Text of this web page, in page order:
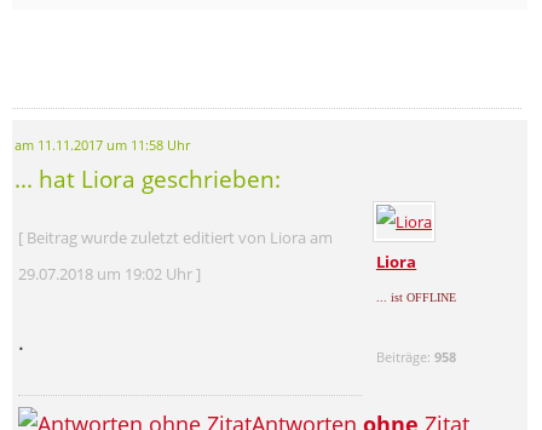
am 11.11.2017 um 11:58 Uhr
... hat Liora geschrieben:
Liora
... ist OFFLINE
Beiträge:958
[ Beitrag wurde zuletzt editiert von Liora am
29.07.2018 um 19:02 Uhr ]
.
Antworten ohne Zitat